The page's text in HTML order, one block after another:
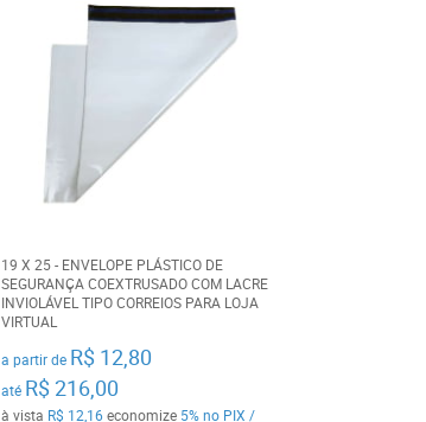
19 X 25 - ENVELOPE PLÁSTICO DE
SEGURANÇA COEXTRUSADO COM LACRE
INVIOLÁVEL TIPO CORREIOS PARA LOJA
VIRTUAL
a partir de R$ 12,80
até R$ 216,00
à vista R$ 12,16 economize 5%no PIX /